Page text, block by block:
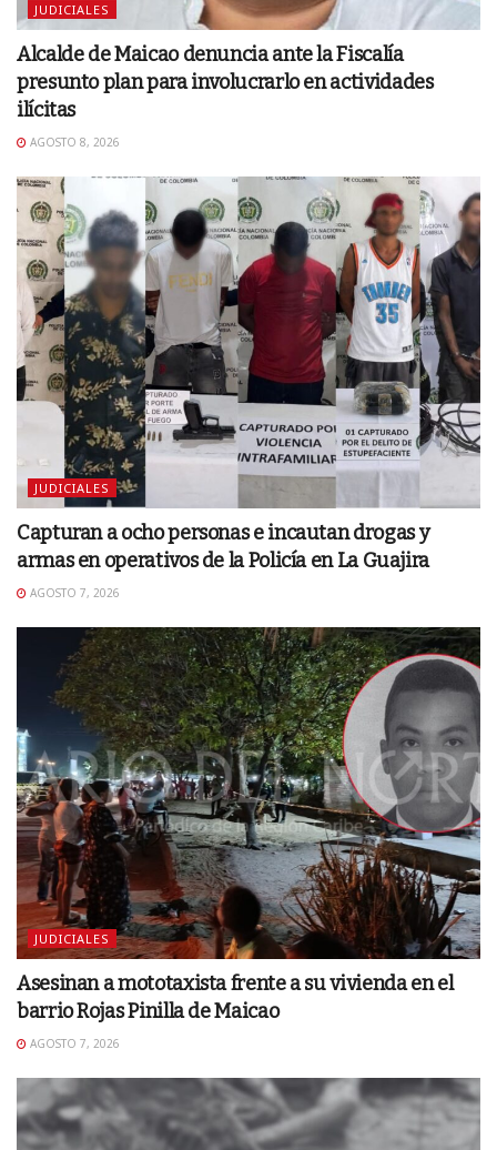
JUDICIALES
Alcalde de Maicao denuncia ante la Fiscalía
presunto plan para involucrarlo en actividades
ilícitas
AGOSTO 8, 2026
JUDICIALES
Capturan a ocho personas e incautan drogas y
armas en operativos de la Policía en La Guajira
AGOSTO 7, 2026
JUDICIALES
Asesinan a mototaxista frente a su vivienda en el
barrio Rojas Pinilla de Maicao
AGOSTO 7, 2026